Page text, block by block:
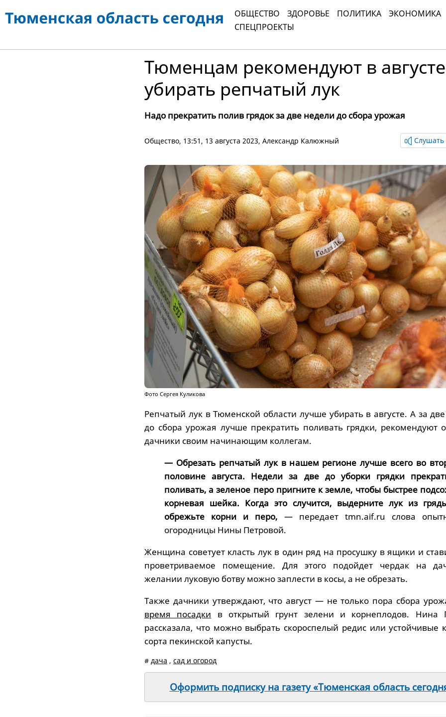
ОБЩЕСТВО ЗДОРОВЬЕ ПОЛИТИКА
ЭКОНОМИКА
СПЕЦПРОЕКТЫ
Тюменцам рекомендуют в августе
убирать репчатый лук
Надо прекратить полив грядок за две недели до сбора урожая
Общество, 13:51, 13 августа 2023, Александр Калюжный Слушать
Фото Сергея Куликова
Репчатый лук в Тюменской области лучше убирать в августе. А за
до сбора урожая лучше прекратить поливать грядки, рекомендуют
дачники своим начинающим коллегам.
— Обрезать репчатый лук в нашем регионе лучше всего во
половине августа. Недели за две до уборки грядки
поливать, а зеленое перо пригните к земле, чтобы быстрее
корневая шейка. Когда это случится, выдерните лук из
обрежьте корни и перо, — передает tmn.aif.ru слова
огородницы Нины Петровой.
Женщина советует класть лук в один ряд на просушку в ящики и
проветриваемое помещение. Для этого подойдет чердак на
желании луковую ботву можно заплести в косы, а не обрезать.
Также дачники утверждают, что август — не только пора сбора
время посадки в открытый грунт зелени и корнеплодов. Нина
рассказала, что можно выбрать скороспелый редис или устойчивые
сорта пекинской капусты.
# дача , сад и огород
Оформить подписку на газету «Тюменская область